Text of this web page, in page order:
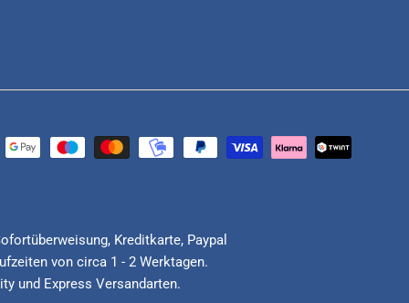
Kreditkarte, Paypal
von circa 1 - 2 Werktagen.
und Express Versandarten.